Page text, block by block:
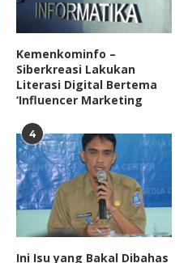
Kemenkominfo –
Siberkreasi Lakukan
Literasi Digital Bertema
‘Influencer Marketing
4
Ini Isu yang Bakal Dibahas